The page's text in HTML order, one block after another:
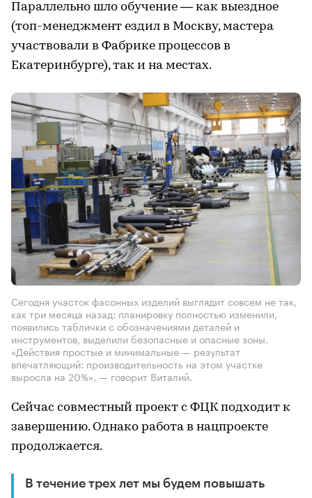
Параллельно шло обучение — как выездное
(топ-менеджмент ездил в Москву, мастера
участвовали в Фабрике процессов в
Екатеринбурге), так и на местах.
Сегодня участок фасонных изделий выглядит совсем не так,
как три месяца назад: планировку полностью изменили,
появились таблички с обозначениями деталей и
инструментов, выделили безопасные и опасные зоны.
«Действия простые и минимальные — результат
впечатляющий: производительность на этом участке
выросла на 20%», — говорит Виталий.
Сейчас совместный проект с ФЦК подходит к
завершению. Однако работа в нацпроекте
продолжается.
В течение трех лет мы будем повышать